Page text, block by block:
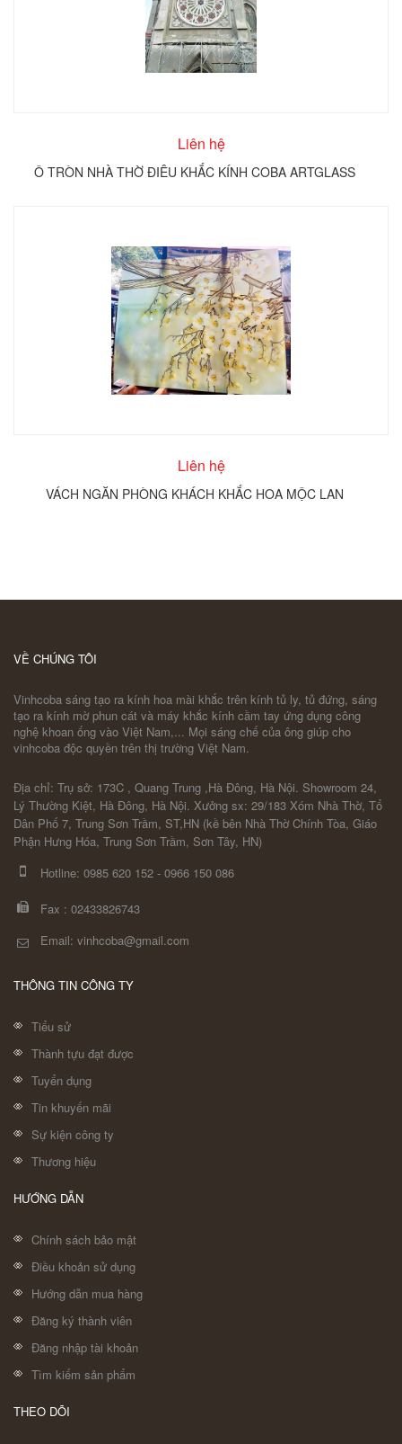
Liên hệ
Ô TRÒN NHÀ THỜ ĐIÊU KHẮC KÍNH COBA ARTGLASS
Liên hệ
VÁCH NGĂN PHÒNG KHÁCH KHẮC HOA MỘC LAN
VỀ CHÚNG TÔI
Vinhcoba sáng tạo ra kính hoa mài khắc trên kính tủ ly, tủ đứng, sáng
tạo ra kính mờ phun cát và máy khắc kính cầm tay ứng dụng công
nghệ khoan ống vào Việt Nam,... Mọi sáng chế của ông giúp cho
vinhcoba độc quyền trên thị trường Việt Nam.
Địa chỉ: Trụ sở: 173C , Quang Trung ,Hà Đông, Hà Nội. Showroom 24,
Lý Thường Kiệt, Hà Đông, Hà Nội. Xưởng sx: 29/183 Xóm Nhà Thờ, Tổ
Dân Phố 7, Trung Sơn Trầm, ST,HN (kề bên Nhà Thờ Chính Tòa, Giáo
Phận Hưng Hóa, Trung Sơn Trầm, Sơn Tây, HN)
Hotline: 0985 620 152 - 0966 150 086
Fax : 02433826743
Email: vinhcoba@gmail.com
THÔNG TIN CÔNG TY
Tiểu sử
Thành tựu đạt được
Tuyển dụng
Tin khuyến mãi
Sự kiện công ty
Thương hiệu
HƯỚNG DẪN
Chính sách bảo mật
Điều khoản sử dụng
Hướng dẫn mua hàng
Đăng ký thành viên
Đăng nhập tài khoản
Tìm kiếm sản phẩm
THEO DÕI